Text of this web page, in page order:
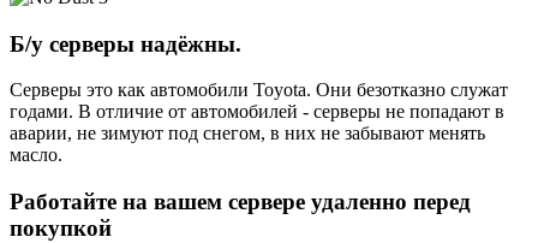
Б/у серверы надёжны.
Серверы это как автомобили Toyota. Они безотказно служат
годами. В отличие от автомобилей - серверы не попадают в
аварии, не зимуют под снегом, в них не забывают менять
масло.
Работайте на вашем сервере удаленно перед
покупкой